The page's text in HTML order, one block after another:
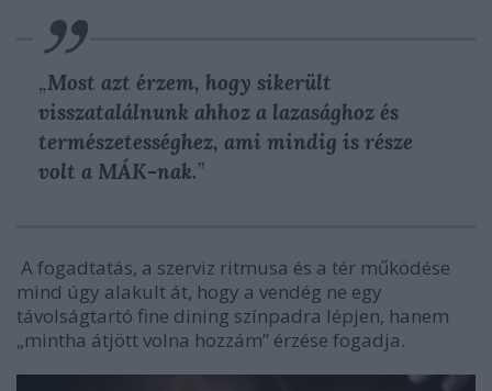
„Most azt érzem, hogy sikerült
visszatalálnunk ahhoz a lazasághoz és
természetességhez, ami mindig is része
volt a MÁK-nak.”
A fogadtatás, a szerviz ritmusa és a tér működése
mind úgy alakult át, hogy a vendég ne egy
távolságtartó fine dining színpadra lépjen, hanem
„mintha átjött volna hozzám” érzése fogadja.